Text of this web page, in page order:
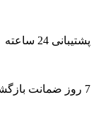
پشتیبانی 24 ساعته
7 روز ضمانت بازگشت